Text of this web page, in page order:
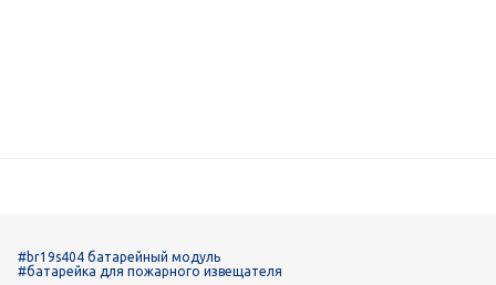
#br19s404 батарейный модуль
#батарейка для пожарного извещателя